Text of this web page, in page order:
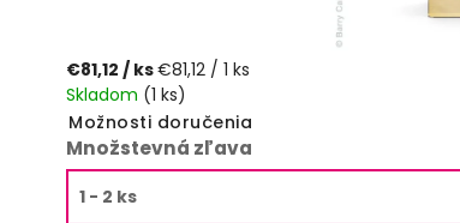
€81,12 / ks€81,12 / 1 ks
Skladom (1 ks)
Možnosti doručenia
Množstevná zľava
1 - 2 ks